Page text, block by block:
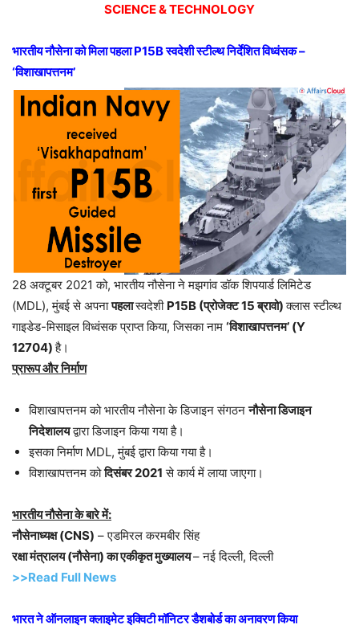
SCIENCE & TECHNOLOGY
भारतीय नौसेना को मिला पहला P15B स्वदेशी स्टील्थ निर्देशित विध्वंसक –
‘विशाखापत्तनम’
28 अक्टूबर 2021 को, भारतीय नौसेना ने मझगांव डॉक शिपयार्ड लिमिटेड
(MDL), मुंबई से अपनापहलास्वदेशी P15B (प्रोजेक्ट 15 ब्रावो)क्लास स्टील्थ
गाइडेड-मिसाइल विध्वंसक प्राप्त किया, जिसका नाम ‘विशाखापत्तनम’ (Y
12704)है।
प्रारूप और निर्माण
विशाखापत्तनम को भारतीय नौसेना के डिजाइन संगठननौसेना डिजाइन
निदेशालयद्वारा डिजाइन किया गया है।
इसका निर्माण MDL, मुंबई द्वारा किया गया है।
विशाखापत्तनम कोदिसंबर 2021 से कार्य में लाया जाएगा।
भारतीय नौसेना के बारे में:
नौसेनाध्यक्ष (CNS) – एडमिरल करमबीर सिंह
रक्षा मंत्रालय (नौसेना) का एकीकृत मुख्यालय– नई दिल्ली, दिल्ली
>>Read Full News
भारत ने ऑनलाइन क्लाइमेट इक्विटी मॉनिटर डैशबोर्ड का अनावरण किया